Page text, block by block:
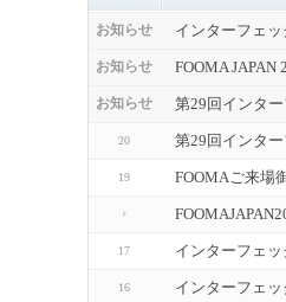
お知らせ インターフェ
お知らせ FOOMA JAPAN
お知らせ 第29回インタ
20 第29回インタ
19 FOOMAご来場
17 インターフェ
16 インターフェ